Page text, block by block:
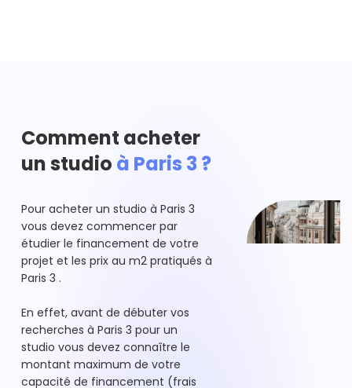
Comment acheter
un studio à Paris 3 ?
Pour acheter un studio à Paris 3
vous devez commencer par
étudier le financement de votre
projet et les prix au m2 pratiqués à
Paris 3 .
En effet, avant de débuter vos
recherches à Paris 3 pour un
studio vous devez connaître le
montant maximum de votre
capacité de financement (frais